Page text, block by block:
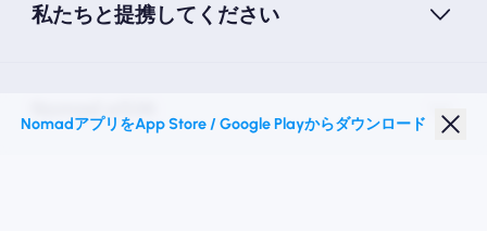
私たちと提携してください
NomadアプリをApp Store / Google Playからダウンロード